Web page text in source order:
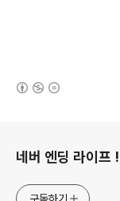
네버 엔딩 라이프 !